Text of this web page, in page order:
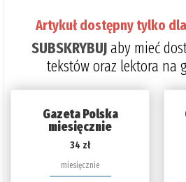
Artykuł dostępny tylko
SUBSKRYBUJaby mieć
tekstów oraz lektora na
Gazeta Polska
miesięcznie
34 zł
miesięcznie